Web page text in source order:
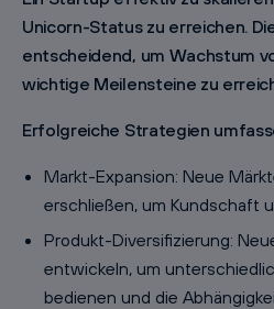
Unicorn-Status zu erreichen.
entscheidend, um Wachstum
wichtige Meilensteine zu
Erfolgreiche Strategien
Markt-Expansion: Neue
erschließen, um Kundschaft
Produkt-Diversifizierung:
entwickeln, um
bedienen und die